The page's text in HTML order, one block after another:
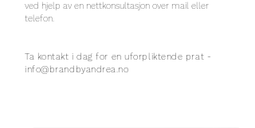
ved hjelp av en nettkonsultasjon over mail eller
telefon.
Ta kontakt i dag for en uforpliktende prat -
info@brandbyandrea.no